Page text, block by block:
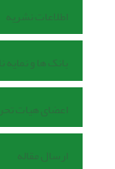
اطلاعات نشریه
بانک ها و نمایه
اعضای هیات
ارسال مقاله